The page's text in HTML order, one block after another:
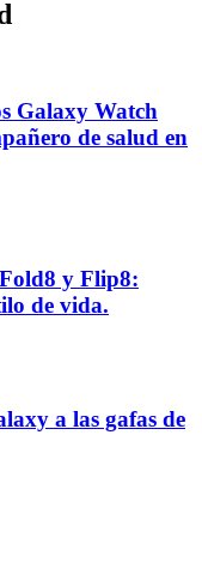
Galaxy Watch
de salud en
y Flip8:
de vida.
a las gafas de